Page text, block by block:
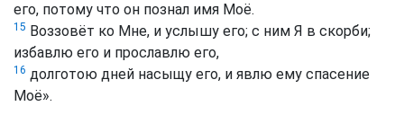
его, потому что он познал имя Моё.
15 Воззовёт ко Мне, и услышу его; с ним Я в скорби;
избавлю его и прославлю его,
16 долготою дней насыщу его, и явлю ему спасение
Моё».